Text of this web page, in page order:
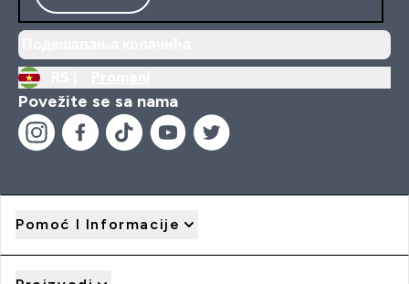
Povežite se sa nama
Pomoć I Informacije